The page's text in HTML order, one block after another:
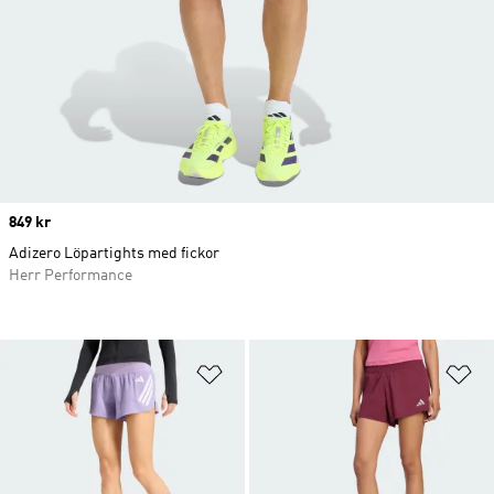
Lägg till på önskelistan
Price
849 kr
Adizero Löpartights med fickor
Herr Performance